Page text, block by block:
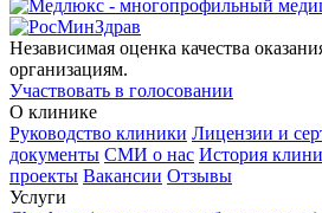
Независимая оценка качества
организациям.
Участвовать в голосовании
О клинике
Руководство клиники Лицензии и
документы СМИ о нас История
проекты Вакансии Отзывы
Услуги